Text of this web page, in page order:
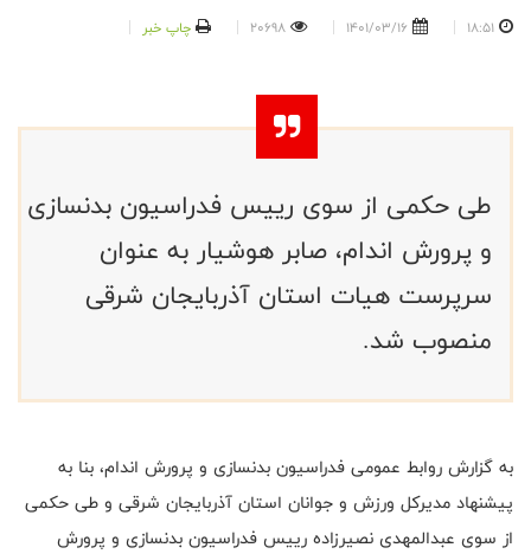
18:51
1401/03/16
20698 چاپ خبر
طی حکمی از سوی رییس فدراسیون بدنسازی
و پرورش اندام، صابر هوشیار به عنوان
سرپرست هیات استان آذربایجان شرقی
منصوب شد.
به گزارش روابط عمومی فدراسیون بدنسازی و پرورش اندام، بنا به
پیشنهاد مدیرکل ورزش و جوانان استان آذربایجان شرقی و طی حکمی
از سوی عبدالمهدی نصیرزاده رییس فدراسیون بدنسازی و پرورش